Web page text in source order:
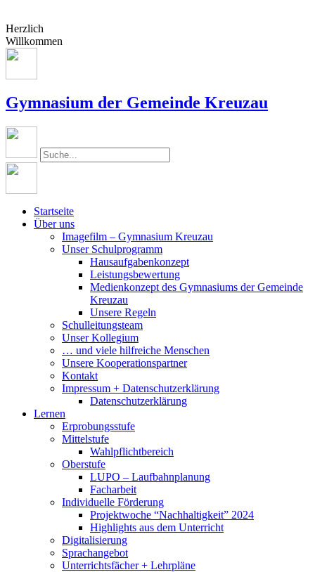
Herzlich
Willkommen
Gymnasium der Gemeinde Kreuzau
Startseite
Über uns
Imagefilm – Gymnasium Kreuzau
Unser Schulprogramm
Hausaufgabenkonzept
Leistungsbewertung
Medienkonzept des Gymnasiums der Gemeinde
Kreuzau
Unsere Regeln
Schulleitungsteam
Unser Kollegium
… und viele hilfreiche Menschen
Unsere Kooperationspartner
Kontakt
Impressum + Datenschutzerklärung
Datenschutzerklärung
Lernen
Erprobungsstufe
Mittelstufe
Wahlpflichtbereich
Oberstufe
LUPO – Laufbahnplanung
Facharbeit
Individuelle Förderung
Projektwoche “Nachhaltigkeit” 2024
Highlights aus dem Unterricht
Digitalisierung
Sprachangebot
Unterrichtsfächer + Lehrpläne